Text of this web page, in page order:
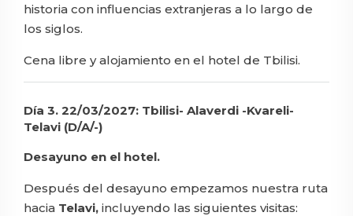
historia con influencias extranjeras a lo largo de
los siglos.
Cena libre y alojamiento en el hotel de Tbilisi.
Día 3. 22/03/2027: Tbilisi- Alaverdi -Kvareli-
Telavi (D/A/-)
Desayuno en el hotel.
Después del desayuno empezamos nuestra ruta
hacia Telavi, incluyendo las siguientes visitas: